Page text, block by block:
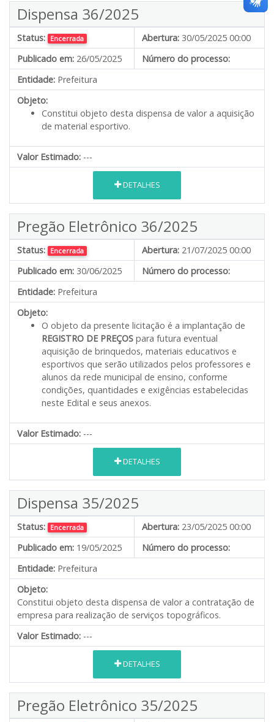
Dispensa 36/2025
Status: Encerrada Abertura: 30/05/2025 00:00
Publicado em: 26/05/2025
Número do processo:
Entidade: Prefeitura
Objeto:
Constitui objeto desta dispensa de valor a aquisição
de material esportivo.
Valor Estimado: ---
DETALHES
Pregão Eletrônico 36/2025
Status: Encerrada Abertura: 21/07/2025 00:00
Publicado em: 30/06/2025
Número do processo:
Entidade: Prefeitura
Objeto:
O objeto da presente licitação é a implantação de
REGISTRO DE PREÇOS para futura eventual
aquisição de brinquedos, materiais educativos e
esportivos que serão utilizados pelos professores e
alunos da rede municipal de ensino, conforme
condições, quantidades e exigências estabelecidas
neste Edital e seus anexos.
Valor Estimado: ---
DETALHES
Dispensa 35/2025
Status: Encerrada Abertura: 23/05/2025 00:00
Publicado em: 19/05/2025
Número do processo:
Entidade: Prefeitura
Objeto:
Constitui objeto desta dispensa de valor a contratação de
empresa para realização de serviços topográficos.
Valor Estimado: ---
DETALHES
Pregão Eletrônico 35/2025